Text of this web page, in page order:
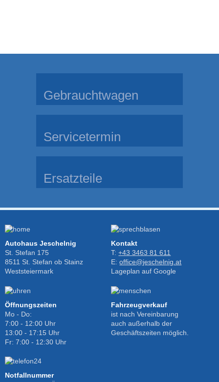
Gebrauchtwagen
Servicetermin
Ersatzteile
Autohaus Jeschelnig
St. Stefan 175
8511 St. Stefan ob Stainz
Weststeiermark
Kontakt
T:+43 3463 81 611
E:office@jeschelnig.at
Lageplan auf Google
Öffnungszeiten
Mo - Do:
7:00 - 12:00 Uhr
13:00 - 17:15 Uhr
Fr: 7:00 - 12:30 Uhr
Fahrzeugverkauf
ist nach Vereinbarung
auch außerhalb der
Geschäftszeiten möglich.
Notfallnummer